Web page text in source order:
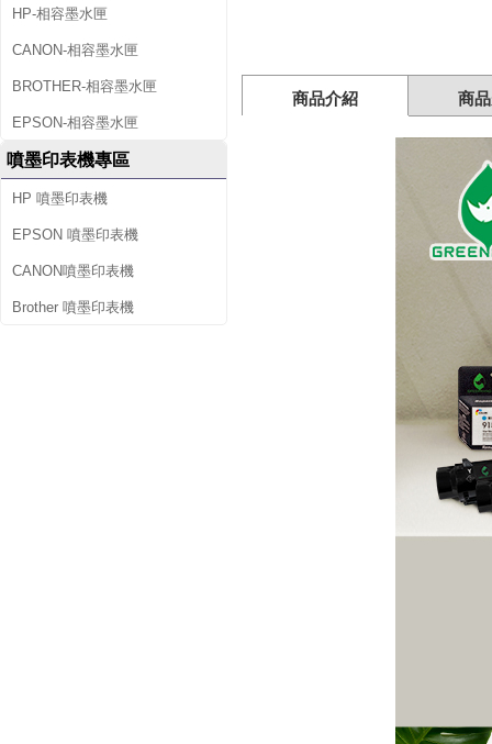
高
容
量
環
保
墨
HP-相容墨水匣
CANON-相容墨水匣
BROTHER-相容墨水匣
EPSON-相容墨水匣
噴墨印表機專區
HP 噴墨印表機
EPSON 噴墨印表機
CANON噴墨印表機
Brother 噴墨印表機
商品介紹 商